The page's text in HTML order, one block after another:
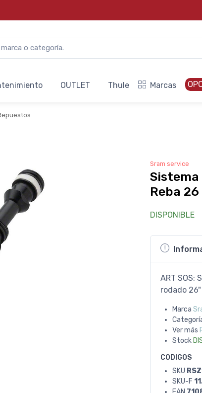
OUTLET Thule Marcas
Sram service
Sistema
Reba
DISPONIBLE
ART SOS:
rodado
Marca
Ver más
Stock
CODIGOS
SKU
SKU-F